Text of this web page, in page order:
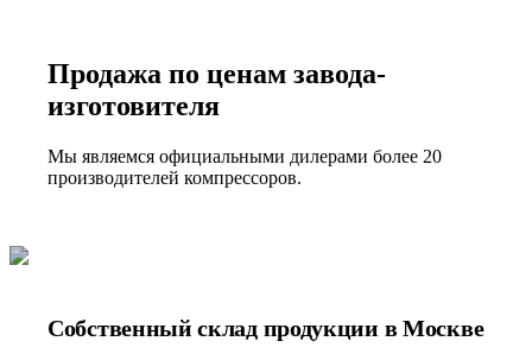
Продажа по ценам завода-
изготовителя
Мы являемся официальными дилерами более 20
производителей компрессоров.
Собственный склад продукции в Москве